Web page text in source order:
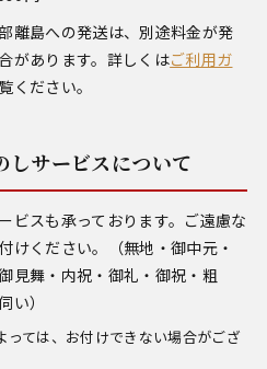
離島への発送は、別途料金が発
があります。詳しくはご利用ガ
ください。
しサービスについて
ビスも承っております。ご遠慮な
けください。（無地・御中元・
見舞・内祝・御礼・御祝・粗
い）
ては、お付けできない場合がござ